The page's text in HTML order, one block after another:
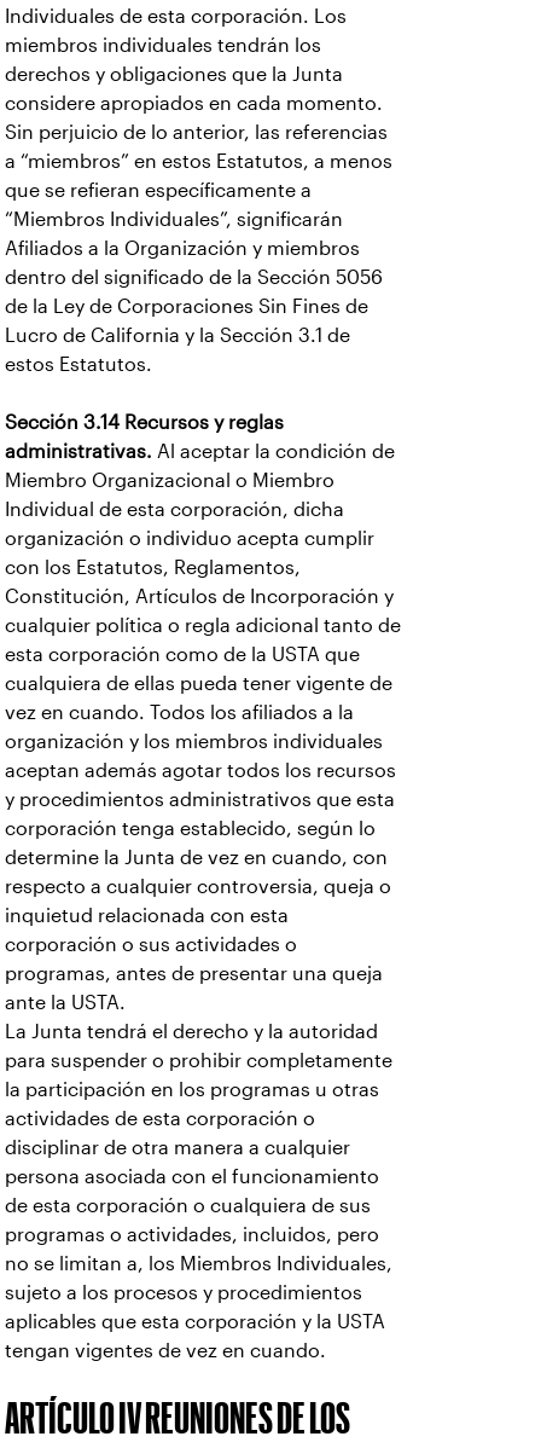
Individuales de esta corporación. Los
miembros individuales tendrán los
derechos y obligaciones que la Junta
considere apropiados en cada momento.
Sin perjuicio de lo anterior, las referencias
a “miembros” en estos Estatutos, a menos
que se refieran específicamente a
“Miembros Individuales”, significarán
Afiliados a la Organización y miembros
dentro del significado de la Sección 5056
de la Ley de Corporaciones Sin Fines de
Lucro de California y la Sección 3.1 de
estos Estatutos.
Sección 3.14 Recursos y reglas
administrativas. Al aceptar la condición de
Miembro Organizacional o Miembro
Individual de esta corporación, dicha
organización o individuo acepta cumplir
con los Estatutos, Reglamentos,
Constitución, Artículos de Incorporación y
cualquier política o regla adicional tanto de
esta corporación como de la USTA que
cualquiera de ellas pueda tener vigente de
vez en cuando. Todos los afiliados a la
organización y los miembros individuales
aceptan además agotar todos los recursos
y procedimientos administrativos que esta
corporación tenga establecido, según lo
determine la Junta de vez en cuando, con
respecto a cualquier controversia, queja o
inquietud relacionada con esta
corporación o sus actividades o
programas, antes de presentar una queja
ante la USTA.
La Junta tendrá el derecho y la autoridad
para suspender o prohibir completamente
la participación en los programas u otras
actividades de esta corporación o
disciplinar de otra manera a cualquier
persona asociada con el funcionamiento
de esta corporación o cualquiera de sus
programas o actividades, incluidos, pero
no se limitan a, los Miembros Individuales,
sujeto a los procesos y procedimientos
aplicables que esta corporación y la USTA
tengan vigentes de vez en cuando.
ARTÍCULO IV REUNIONES DE LOS